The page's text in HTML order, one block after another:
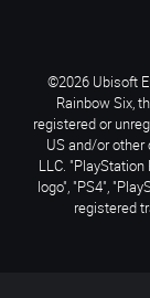
©2026 Ubisoft
Rainbow Six,
registered or
US and/or
LLC. "PlayStation
logo", "PS4",
registered